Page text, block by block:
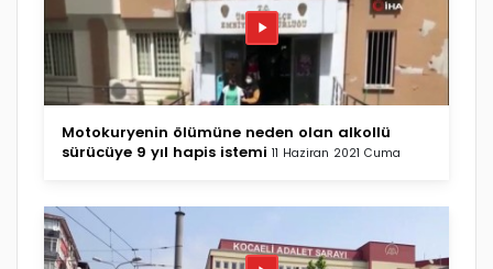
Motokuryenin ölümüne neden olan alkollü
sürücüye 9 yıl hapis istemi 11 Haziran 2021 Cuma